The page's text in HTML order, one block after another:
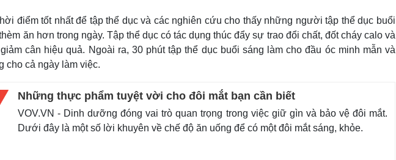
điểm tốt nhất để tập thể dục và các nghiên cứu cho thấy những người tập thể dục buổi
ăn hơn trong ngày. Tập thể dục có tác dụng thúc đẩy sự trao đổi chất, đốt cháy calo và
cân hiệu quả. Ngoài ra, 30 phút tập thể dục buổi sáng làm cho đầu óc minh mẫn và
cho cả ngày làm việc.
Những thực phẩm tuyệt vời cho đôi mắt bạn cần biết
VOV.VN - Dinh dưỡng đóng vai trò quan trọng trong việc giữ gìn và bảo vệ đôi mắt.
Dưới đây là một số lời khuyên về chế độ ăn uống để có một đôi mắt sáng, khỏe.